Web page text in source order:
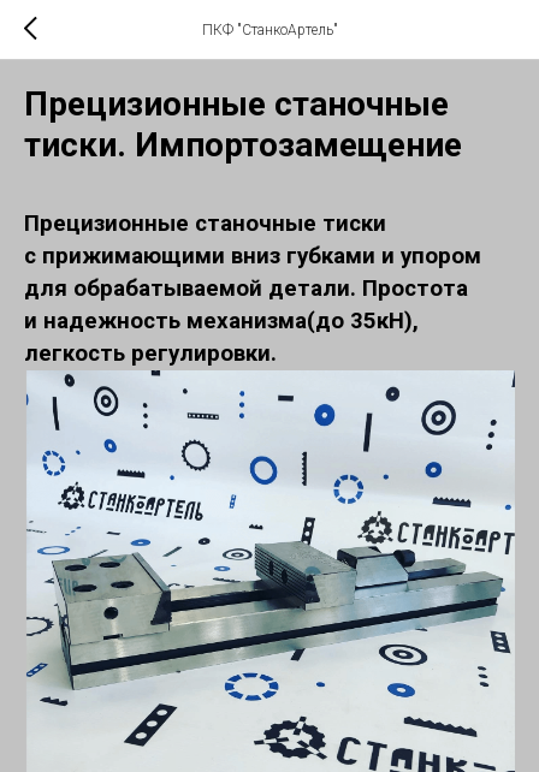
ПКФ "СтанкоАртель"
Прецизионные станочные
тиски. Импортозамещение
Прецизионные станочные тиски
с прижимающими вниз губками и упором
для обрабатываемой детали. Простота
и надежность механизма(до 35кН),
легкость регулировки.